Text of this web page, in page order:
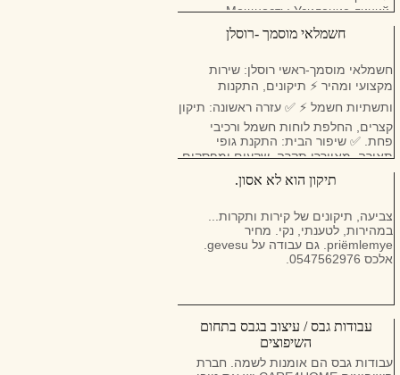
Мощность: Усиление линий,
подключение зарядки
электромобилей. ✅ Слабые токи:
домофонов (коданов). Быстро,
качественно и на совесть.
חשמלאי מוסמך -רוסלן
חשמלאי מוסמך-ראשי רוסלן: שירות
מקצועי ומהיר ⚡ תיקונים, התקנות
ותשתיות חשמל ⚡ ✅ עזרה ראשונה: תיקון
קצרים, החלפת לוחות חשמל ורכיבי
פחת. ✅ שיפור הבית: התקנת גופי
תאורה, מאווררי תקרה, שקעים ומפסקים.
✅ רכב חשמלי: חיבור והתקנת עמדות
טעינה ללוח הקיים והגדלת קווים. ✅ מתח
אינטרקום וקודנים בבית.
תיקון הוא לא אסון.
צביעה, תיקונים של קירות ותקרות...
במהירות, לטענתי, נקי. מחיר
אלכס 0547562976.
עבודות גבס / עיצוב בגבס בתחום
השיפוצים
עבודות גבס הם אומנות לשמה. חברת